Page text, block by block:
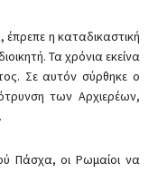
έπρεπε η καταδικαστική
Τα χρόνια εκείνα
Σε αυτόν σύρθηκε ο
των Αρχιερέων,
Πάσχα, οι Ρωμαίοι να